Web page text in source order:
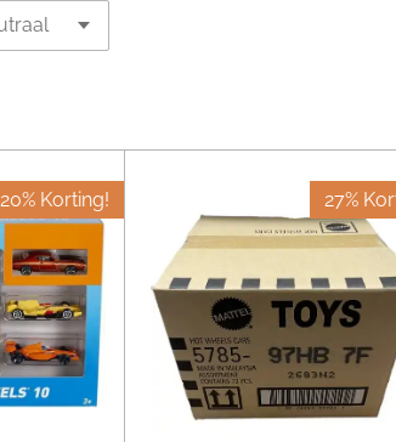
20% Korting! 27%